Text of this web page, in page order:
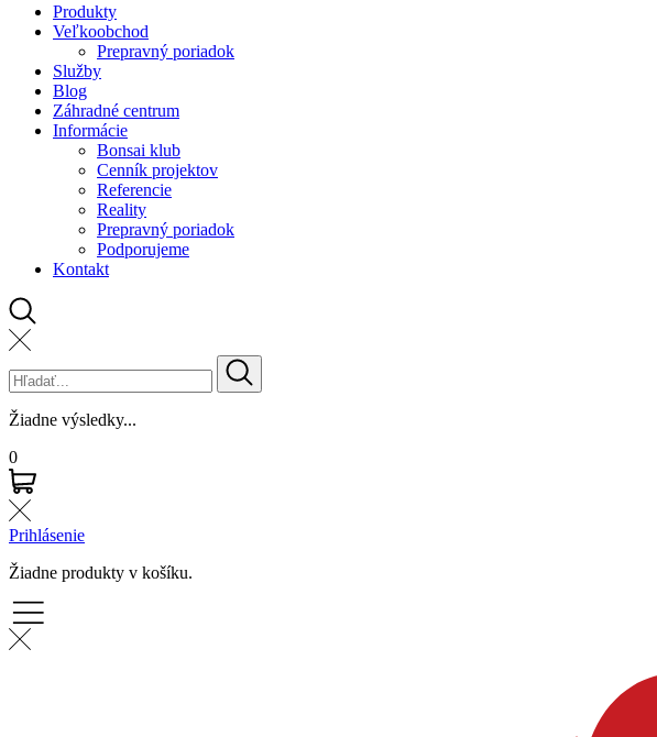
Produkty
Veľkoobchod
Prepravný poriadok
Služby
Blog
Záhradné centrum
Informácie
Bonsai klub
Cenník projektov
Referencie
Reality
Prepravný poriadok
Podporujeme
Kontakt
Žiadne výsledky...
0
Prihlásenie
Žiadne produkty v košíku.